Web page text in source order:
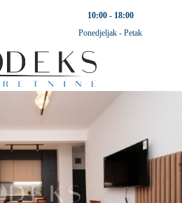
10:00 - 18:00
Ponedjeljak - Petak